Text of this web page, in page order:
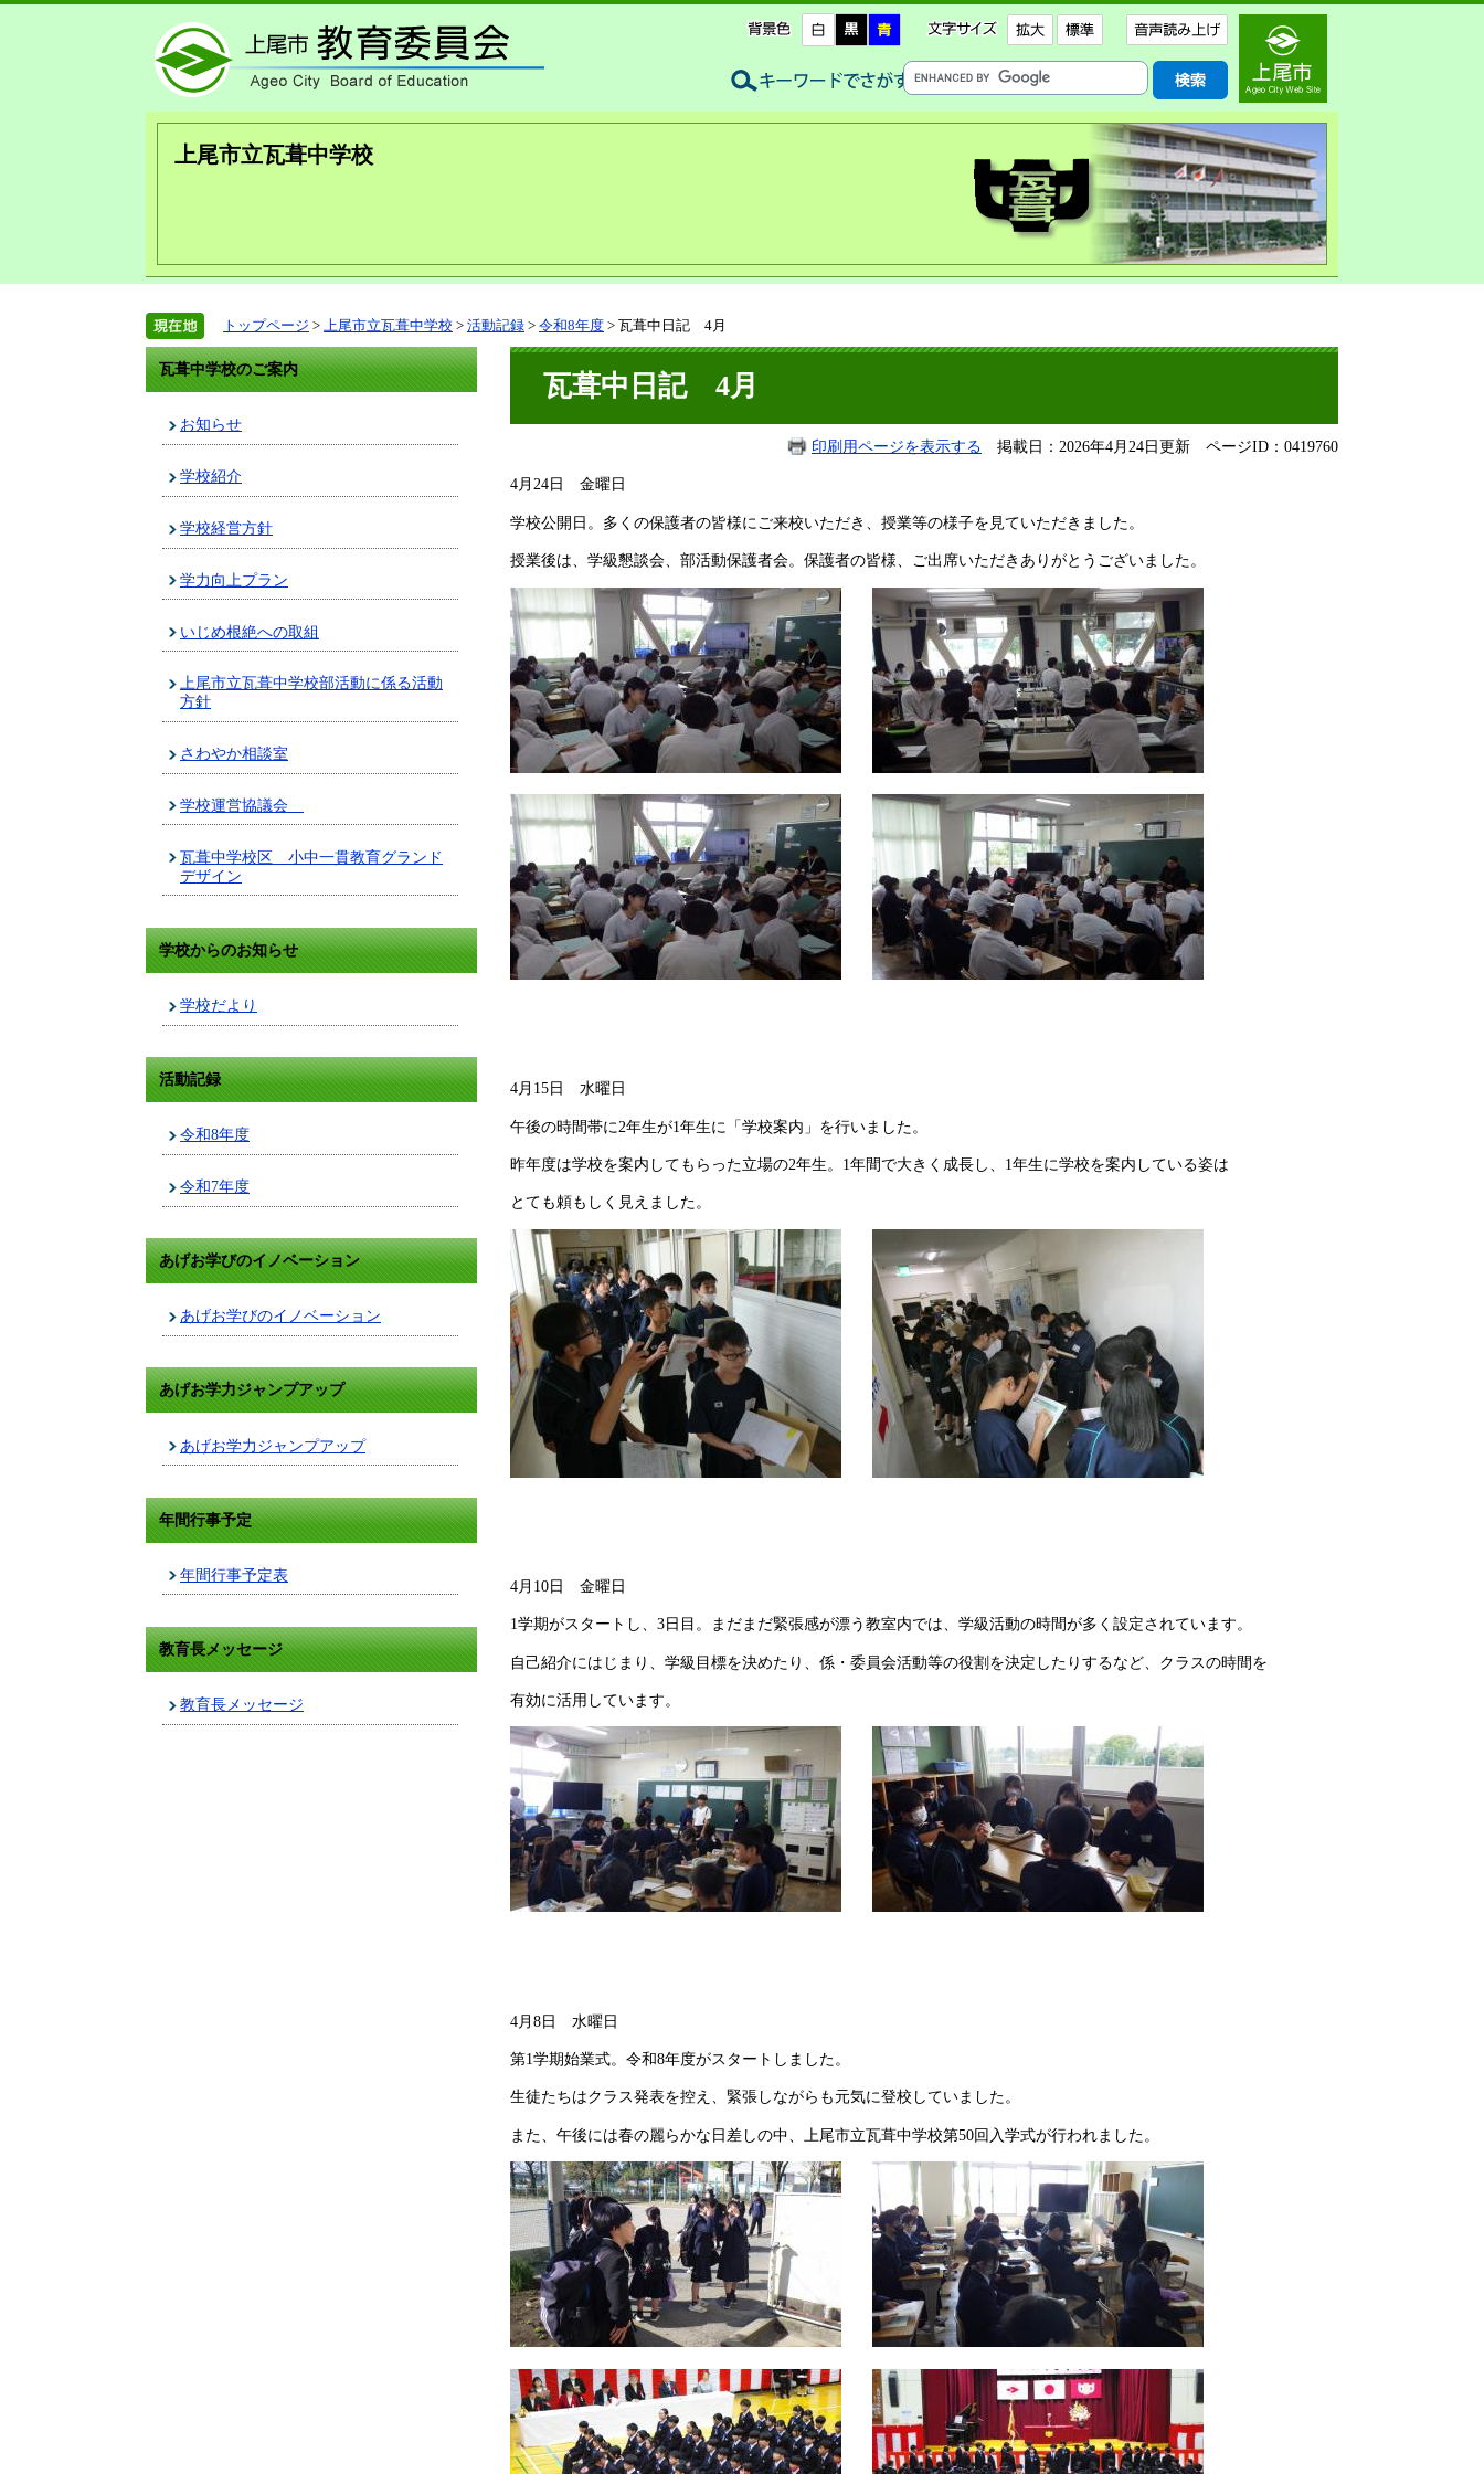
上尾市立瓦葺中学校
トップページ > 上尾市立瓦葺中学校 > 活動記録 > 令和8年度 > 瓦葺中日記 4月
瓦葺中学校のご案内
お知らせ
学校紹介
学校経営方針
学力向上プラン
いじめ根絶への取組
上尾市立瓦葺中学校部活動に係る活動
方針
さわやか相談室
学校運営協議会
瓦葺中学校区 小中一貫教育グランド
デザイン
学校からのお知らせ
学校だより
活動記録
令和8年度
令和7年度
あげお学びのイノベーション
あげお学びのイノベーション
あげお学力ジャンプアップ
あげお学力ジャンプアップ
年間行事予定
年間行事予定表
教育長メッセージ
教育長メッセージ
瓦葺中日記 4月
印刷用ページを表示する 掲載日：2026年4月24日更新 ページID：0419760
4月24日 金曜日
学校公開日。多くの保護者の皆様にご来校いただき、授業等の様子を見ていただきました。
授業後は、学級懇談会、部活動保護者会。保護者の皆様、ご出席いただきありがとうございました。
4月15日 水曜日
午後の時間帯に2年生が1年生に「学校案内」を行いました。
昨年度は学校を案内してもらった立場の2年生。1年間で大きく成長し、1年生に学校を案内している姿は
とても頼もしく見えました。
4月10日 金曜日
1学期がスタートし、3日目。まだまだ緊張感が漂う教室内では、学級活動の時間が多く設定されています。
自己紹介にはじまり、学級目標を決めたり、係・委員会活動等の役割を決定したりするなど、クラスの時間を
有効に活用しています。
4月8日 水曜日
第1学期始業式。令和8年度がスタートしました。
生徒たちはクラス発表を控え、緊張しながらも元気に登校していました。
また、午後には春の麗らかな日差しの中、上尾市立瓦葺中学校第50回入学式が行われました。